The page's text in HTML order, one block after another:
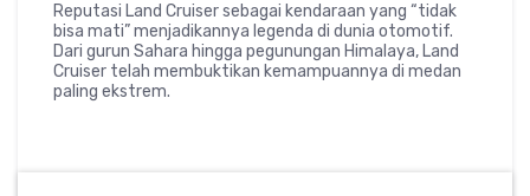
Reputasi Land Cruiser sebagai kendaraan yang “tidak
bisa mati” menjadikannya legenda di dunia otomotif.
Dari gurun Sahara hingga pegunungan Himalaya, Land
Cruiser telah membuktikan kemampuannya di medan
paling ekstrem.